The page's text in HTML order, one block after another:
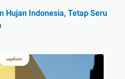
Hujan Indonesia, Tetap Seru